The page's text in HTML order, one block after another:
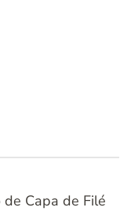
de Capa de Filé